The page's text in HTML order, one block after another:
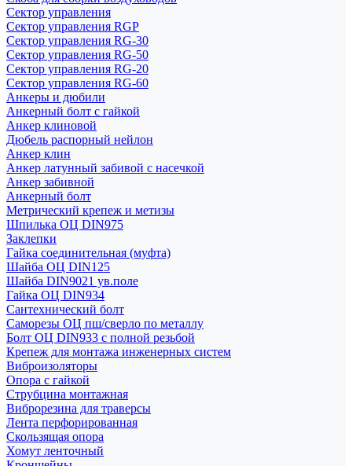
Сектор управления
Сектор управления RGP
Сектор управления RG-30
Сектор управления RG-50
Сектор управления RG-20
Сектор управления RG-60
Анкеры и дюбили
Анкерный болт с гайкой
Анкер клиновой
Дюбель распорный нейлон
Анкер клин
Анкер латунный забивой с насечкой
Анкер забивной
Анкерный болт
Метрический крепеж и метизы
Шпилька ОЦ DIN975
Заклепки
Гайка соединительная (муфта)
Шайба ОЦ DIN125
Шайба DIN9021 ув.поле
Гайка ОЦ DIN934
Сантехнический болт
Саморезы ОЦ пш/сверло по металлу
Болт ОЦ DIN933 с полной резьбой
Крепеж для монтажа инженерных систем
Виброизоляторы
Опора с гайкой
Струбцина монтажная
Виброрезина для траверсы
Лента перфорированная
Скользящая опора
Хомут ленточный